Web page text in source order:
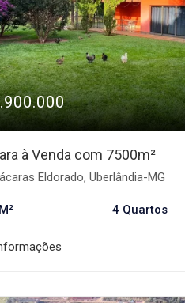
à Venda com 7500m²
Eldorado, Uberlândia-MG
4 Quartos